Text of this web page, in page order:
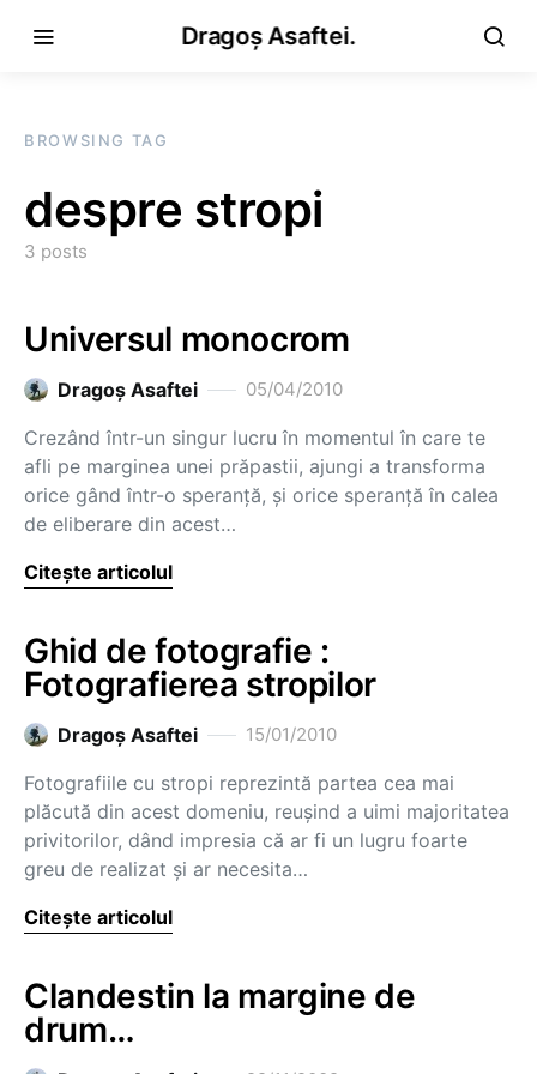
Dragoș Asaftei.
BROWSING TAG
despre stropi
3 posts
Universul monocrom
Dragoş Asaftei 05/04/2010
Crezând într-un singur lucru în momentul în care te
afli pe marginea unei prăpastii, ajungi a transforma
orice gând într-o speranţă, şi orice speranţă în calea
de eliberare din acest…
Citește articolul
Ghid de fotografie :
Fotografierea stropilor
Dragoş Asaftei 15/01/2010
Fotografiile cu stropi reprezintă partea cea mai
plăcută din acest domeniu, reuşind a uimi majoritatea
privitorilor, dând impresia că ar fi un lugru foarte
greu de realizat şi ar necesita…
Citește articolul
Clandestin la margine de
drum…